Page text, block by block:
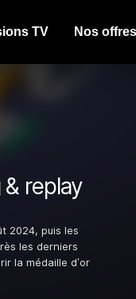
TV Nos offres
replay
2024, puis les
les derniers
la médaille d’or